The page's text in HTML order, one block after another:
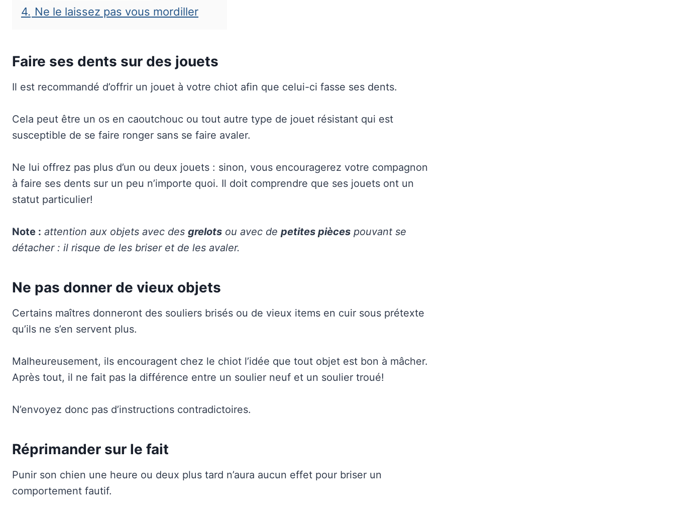
4. Ne le laissez pas vous mordiller
Faire ses dents sur des jouets
Il est recommandé d’offrir un jouet à votre chiot afin que celui-ci fasse ses dents.
Cela peut être un os en caoutchouc ou tout autre type de jouet résistant qui est
susceptible de se faire ronger sans se faire avaler.
Ne lui offrez pas plus d’un ou deux jouets : sinon, vous encouragerez votre compagnon
à faire ses dents sur un peu n’importe quoi. Il doit comprendre que ses jouets ont un
statut particulier!
Note : attention aux objets avec des grelots ou avec de petites pièces pouvant se
détacher : il risque de les briser et de les avaler.
Ne pas donner de vieux objets
Certains maîtres donneront des souliers brisés ou de vieux items en cuir sous prétexte
qu’ils ne s’en servent plus.
Malheureusement, ils encouragent chez le chiot l’idée que tout objet est bon à mâcher.
Après tout, il ne fait pas la différence entre un soulier neuf et un soulier troué!
N’envoyez donc pas d’instructions contradictoires.
Réprimander sur le fait
Punir son chien une heure ou deux plus tard n’aura aucun effet pour briser un
comportement fautif.